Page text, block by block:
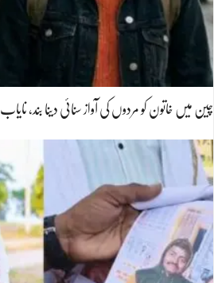
چین میں خاتون کو مردوں کی آواز سنائی دینا بند،